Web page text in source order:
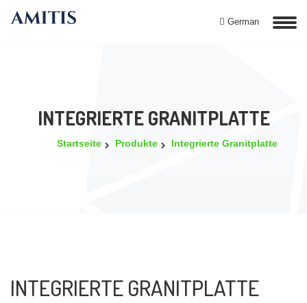
German
INTEGRIERTE GRANITPLATTE
Startseite Produkte Integrierte Granitplatte
INTEGRIERTE GRANITPLATTE